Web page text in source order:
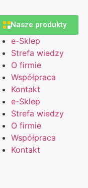
Nasze produkty
e-Sklep
Strefa wiedzy
O firmie
Współpraca
Kontakt
e-Sklep
Strefa wiedzy
O firmie
Współpraca
Kontakt